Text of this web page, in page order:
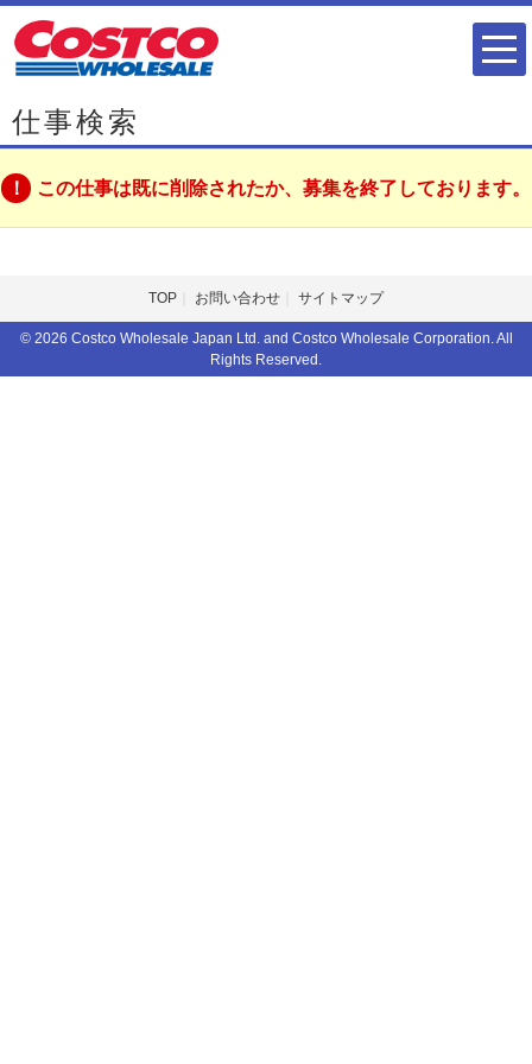
仕事検索
この仕事は既に削除されたか、募集を終了しております。
TOP お問い合わせ サイトマップ
© 2026 Costco Wholesale Japan Ltd. and Costco Wholesale Corporation. All
Rights Reserved.